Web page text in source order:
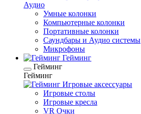
Аудио
Умные колонки
Компьютерные колонки
Портативные колонки
Саундбары и Аудио системы
Микрофоны
Гейминг
Гейминг
Гейминг
Игровые аксессуары
Игровые столы
Игровые кресла
VR Очки